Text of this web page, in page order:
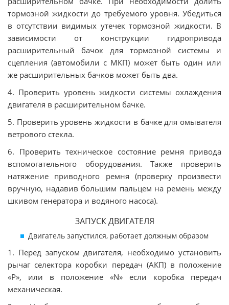
тормозной жидкости до требуемого уровня. Убедиться
в отсутствии видимых утечек тормозной жидкости. В
зависимости от конструкции гидропривода
расширительный бачок для тормозной системы и
сцепления (автомобили с МКП) может быть один или
же расширительных бачков может быть два.
4. Проверить уровень жидкости системы охлаждения
двигателя в расширительном бачке.
5. Проверить уровень жидкости в бачке для омывателя
ветрового стекла.
6. Проверить техническое состояние ремня привода
вспомогательного оборудования. Также проверить
натяжение приводного ремня (проверку произвести
вручную, надавив большим пальцем на ремень между
шкивом генератора и водяного насоса).
ЗАПУСК ДВИГАТЕЛЯ
Двигатель запустился, работает должным образом
1. Перед запуском двигателя, необходимо установить
рычаг селектора коробки передач (АКП) в положение
«Р», или в положение «N» если коробка передач
механическая.